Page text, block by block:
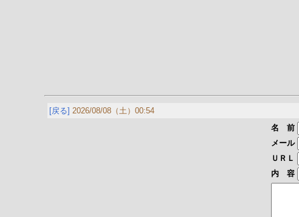
[戻る] 2026/08/08（土）00:54
名 前
メール
ＵＲＬ
内 容